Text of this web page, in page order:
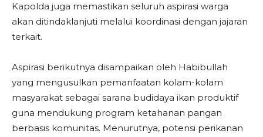
Kapolda juga memastikan seluruh aspirasi warga
akan ditindaklanjuti melalui koordinasi dengan jajaran
terkait.
Aspirasi berikutnya disampaikan oleh Habibullah
yang mengusulkan pemanfaatan kolam-kolam
masyarakat sebagai sarana budidaya ikan produktif
guna mendukung program ketahanan pangan
berbasis komunitas. Menurutnya, potensi perikanan